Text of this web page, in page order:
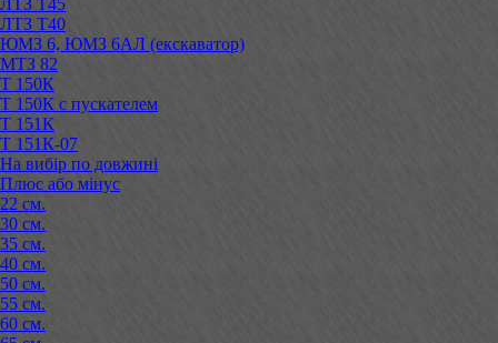
ЛТЗ Т40
ЮМЗ 6, ЮМЗ 6АЛ (екскаватор)
МТЗ 82
Т 150К
Т 150К с пускателем
Т 151К
Т 151К-07
На вибір по довжині
Плюс або мінус
22 см.
30 см.
35 см.
40 см.
50 см.
55 см.
60 см.